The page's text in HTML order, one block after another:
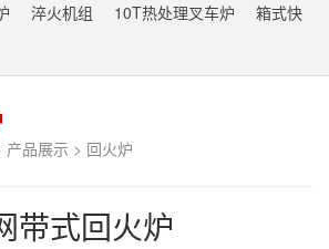
淬火机组 10T热处理叉车炉
箱式快
产品展示 > 回火炉
带式回火炉